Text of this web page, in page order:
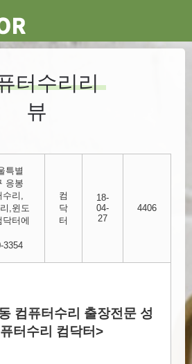
터수리리
뷰
특별
응봉
수리,
,윈도
닥터에
3354
컴
닥
터
18-
04-
27
4406
컴퓨터수리 출장전문 성
터수리 컴닥터>